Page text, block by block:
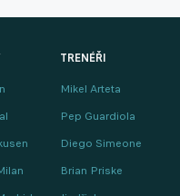
TRENÉŘI
Mikel Arteta
Pep Guardiola
Diego Simeone
Brian Priske